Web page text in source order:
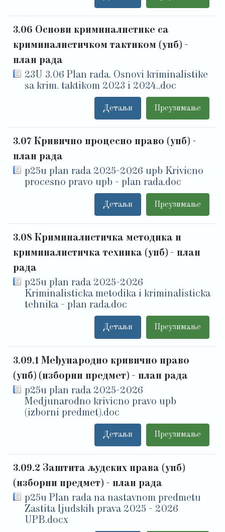
3.06 Основи криминалистике са
криминалистичком тактиком (упб) -
план рада
23U 3.06 Plan rada. Osnovi kriminalistike
sa krim. taktikom 2023 i 2024..doc
Преузимање
Детаљи
3.07 Кривично процесно право (упб) -
план рада
p25u plan rada 2025-2026 upb Krivicno
procesno pravo upb - plan rada.doc
Преузимање
Детаљи
3.08 Криминалистичка методика и
криминалистичка техника (упб) - план
рада
p25u plan rada 2025-2026
Kriminalisticka metodika i kriminalisticka
tehnika - plan rada.doc
Преузимање
Детаљи
3.09.1 Међународно кривично право
(упб) (изборни предмет) - план рада
p25u plan rada 2025-2026
Medjunarodno krivicno pravo upb
(izborni predmet).doc
Преузимање
Детаљи
3.09.2 Заштита људских права (упб)
(изборни предмет) - план рада
p25u Plan rada na nastavnom predmetu
Zastita ljudskih prava 2025 - 2026
UPB.docx